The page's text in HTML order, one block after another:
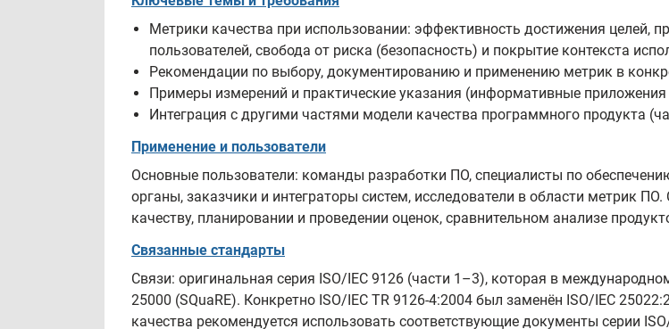
Метрики качества при использовании: эффективность достижения целей,
пользователей, свобода от риска (безопасность) и покрытие контекста
Рекомендации по выбору, документированию и применению метрик в
Примеры измерений и практические указания (информативные
Интеграция с другими частями модели качества программного продукта
Применение и пользователи
Основные пользователи: команды разработки ПО, специалисты по
органы, заказчики и интеграторы систем, исследователи в области метрик
качеству, планировании и проведении оценок, сравнительном анализе
Связанные стандарты
Связи: оригинальная серия ISO/IEC 9126 (части 1–3), которая в
25000 (SQuaRE). Конкретно ISO/IEC TR 9126-4:2004 был заменён ISO/IEC
качества рекомендуется использовать соответствующие документы серии